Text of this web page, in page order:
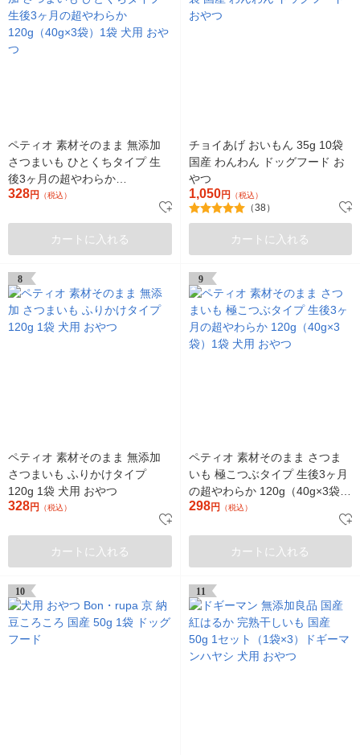
ペティオ 素材そのまま 無添加
さつまいも ひとくちタイプ 生
後3ヶ月の超やわらか
120g（40g×3袋）1袋 犬用 おや
328円 （税込）
カートに入れる
チョイあげ おいもん 35g 10袋
国産 わんわん ドッグフード お
やつ
1,050円 （税込）
（38）
カートに入れる
8
ペティオ 素材そのまま 無添加
さつまいも ふりかけタイプ
120g 1袋 犬用 おやつ
328円 （税込）
カートに入れる
9
ペティオ 素材そのまま さつま
いも 極こつぶタイプ 生後3ヶ月
の超やわらか 120g（40g×3袋）
1袋 犬用 おやつ
298円 （税込）
カートに入れる
10 11